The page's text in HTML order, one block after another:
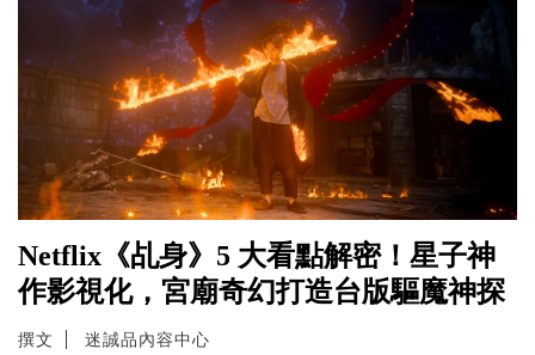
Netflix《乩身》5 大看點解密！星子神
作影視化，宮廟奇幻打造台版驅魔神探
撰文 迷誠品內容中心